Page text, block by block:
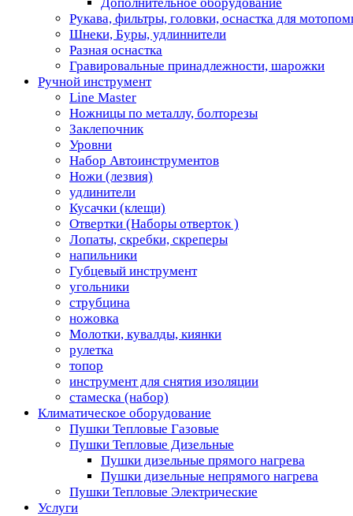
Рукава, фильтры, головки, оснастка для
Шнеки, Буры, удлиннители
Разная оснастка
Гравировальные принадлежности, шарожки
Ручной инструмент
Line Master
Ножницы по металлу, болторезы
Заклепочник
Уровни
Набор Автоинструментов
Ножи (лезвия)
удлинители
Кусачки (клещи)
Отвертки (Наборы отверток )
Лопаты, скребки, скреперы
напильники
Губцевый инструмент
угольники
струбцина
ножовка
Молотки, кувалды, киянки
рулетка
топор
инструмент для снятия изоляции
стамеска (набор)
Климатическое оборудование
Пушки Тепловые Газовые
Пушки Тепловые Дизельные
Пушки дизельные прямого нагрева
Пушки дизельные непрямого нагрева
Пушки Тепловые Электрические
Услуги